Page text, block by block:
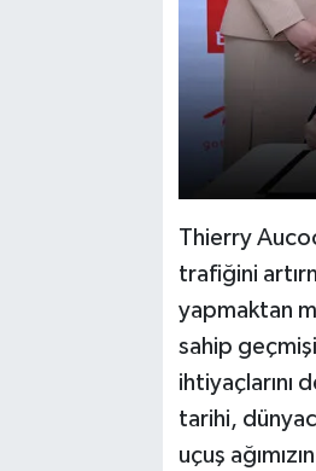
Thierry
trafiğini
yapmaktan
sahip
ihtiyaçlarını
tarihi,
uçuş